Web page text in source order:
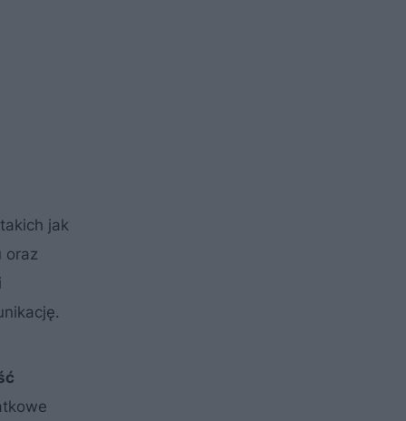
jak
oraz